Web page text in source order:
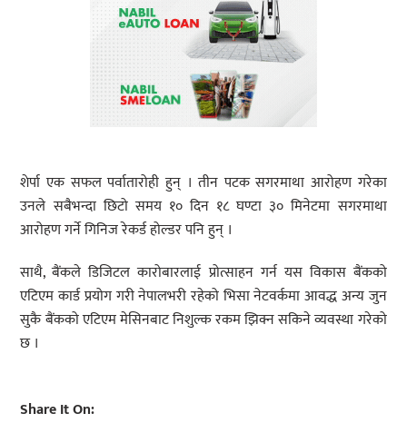
शेर्पा एक सफल पर्वातारोही हुन् । तीन पटक सगरमाथा आरोहण गरेका
उनले सबैभन्दा छिटो समय १० दिन १८ घण्टा ३० मिनेटमा सगरमाथा
आरोहण गर्ने गिनिज रेकर्ड होल्डर पनि हुन् ।
साथै, बैंकले डिजिटल कारोबारलाई प्रोत्साहन गर्न यस विकास बैंकको
एटिएम कार्ड प्रयोग गरी नेपालभरी रहेको भिसा नेटवर्कमा आवद्ध अन्य जुन
सुकै बैंकको एटिएम मेसिनबाट निशुल्क रकम झिक्न सकिने व्यवस्था गरेको
छ ।
Share It On: